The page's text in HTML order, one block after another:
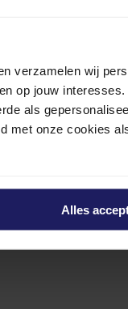
verzamelen wij
op jouw
als
met onze cookies
Alles